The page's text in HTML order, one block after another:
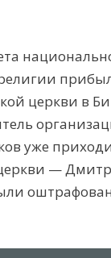
церкви в
уже
церкви —